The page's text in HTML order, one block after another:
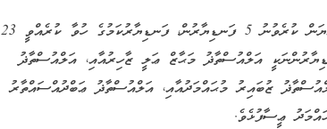
ޑްރަގް ކޯޓަށް އެންމެ ފުރަތަމަ ޢައްޔަން ކުރެވުނު 5 ފަނޑިޔާރުން، ފަނޑިޔާރުކަމުގެ ހުވާ ކުރެއްވީ 23
މި ފަނޑިޔާރުންނަކީ އަލްއުސްތާޛު މަޙާޒް ޢަލީ ޒާހިރުއާއި، އަލްއުސްތާޛު
ޒުބައިރު މުޙައްމަދުއާއި، އަލްއުސްތާޛު ޢަބްދުއްސައްތާރު
ޢީސާފުޅެވެ.